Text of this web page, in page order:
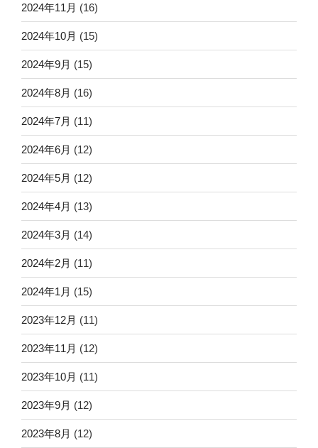
2024年11月 (16)
2024年10月 (15)
2024年9月 (15)
2024年8月 (16)
2024年7月 (11)
2024年6月 (12)
2024年5月 (12)
2024年4月 (13)
2024年3月 (14)
2024年2月 (11)
2024年1月 (15)
2023年12月 (11)
2023年11月 (12)
2023年10月 (11)
2023年9月 (12)
2023年8月 (12)